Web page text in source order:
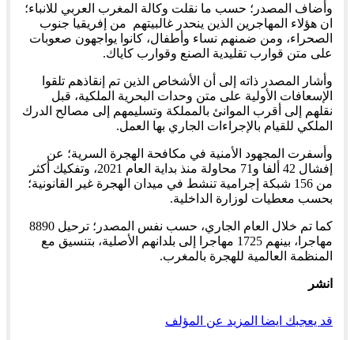
وأضاف المصدر؛ حسب ما نقلت وكالة المغرب العربي للانباء؛
ان هؤلاء المهاجرين الذين ينحدر غالبيتهم من إفريقيا جنوب
الصحراء، ومن ضمنهم نساء وأطفال، كانوا يواجهون صعوبات
على متن قوارب تقليدية الصنع وقوارب كاياك.
وأشار المصدر ذاته إلى أن الأشخاص الذين تم إنقاذهم تلقوا
الإسعافات الأولية على متن وحدات البحرية الملكية، قبل
نقلهم إلى أقرب الموانئ بالمملكة وتسليمهم إلى مصالح الدرك
الملكي للقيام بالإجراءات الجاري بها العمل.
وأسفرت المجهود الأمنية في مكافحة الهجرة السرية؛ عن
إفشال 42 ألفا و71 محاولة منذ بداية العام 2021، وتفكيك أكثر
من 156 شبكة إجرامية تنشط في ميدان الهجرة غير القانونية؛
بحسب معطيات لوزارة الداخلية.
كما تم خلال العام الجاري، حسب نفس المصدر؛ ترحيل 8890
مهاجرا، بينهم 1725 مهاجرا إلى بلدانهم الأصلية، بتنسيق مع
المنظمة العالمية للهجرة بالمغرب.
انشر
قد يعجبك ايضا المزيد عن المؤلف